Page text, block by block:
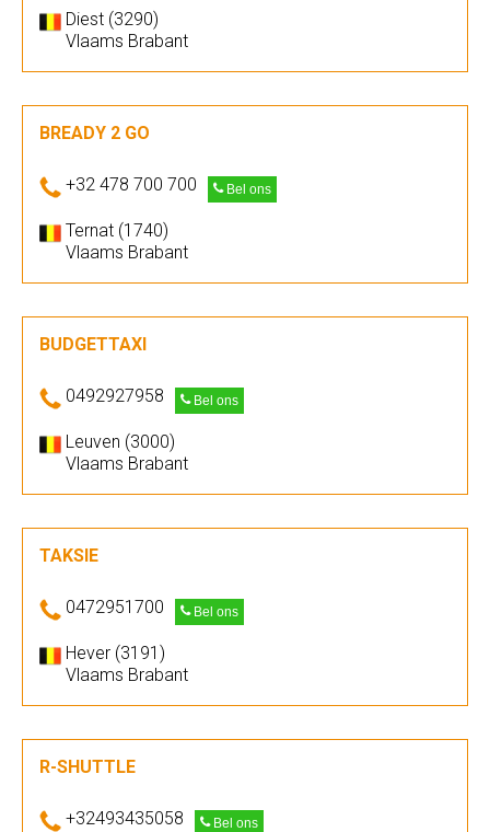
Diest (3290)
Vlaams Brabant
BREADY 2 GO
+32 478 700 700 Bel ons
Ternat (1740)
Vlaams Brabant
BUDGETTAXI
0492927958 Bel ons
Leuven (3000)
Vlaams Brabant
TAKSIE
0472951700 Bel ons
Hever (3191)
Vlaams Brabant
R-SHUTTLE
+32493435058 Bel ons